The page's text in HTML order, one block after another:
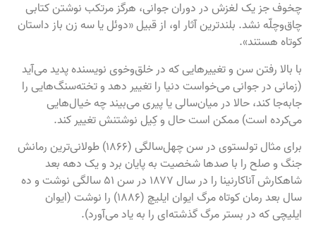
چخوف جز یک لغزش در دوران جوانی، هرگز مرتکب نوشتن کتابی
چاق‌وچلّه نشد. بلندترین آثار او، از قبیل «دوئل یا سه زن باز داستان
کوتاه هستند».
با بالا رفتن سن و تغییرهایی که در خلق‌وخوی نویسنده پدید می‌آید
(زمانی در جوانی می‌خواست دنیا را تغییر دهد و تخته‌سنگ‌هایی را
جابه‌جا کند، حالا در میان‌سالی یا پیری می‌بیند چه خیال‌هایی
می‌کرده است) ممکن است حال و کِیل نوشتنش تغییر کند.
برای مثال تولستوی در سن چهل‌سالگی (۱۸۶۶) طولانی‌ترین رمانش
جنگ و صلح را با صدها شخصیت به پایان برد و یک دهه بعد
شاهکارش آناکارنینا را در سال ۱۸۷۷ در سن ۵۱ سالگی نوشت و ده
سال بعد رمان کوتاه مرگ ایوان ایلیچ (۱۸۸۶) را نوشت (ایوان
ایلیچی که در بستر مرگ گذشته‌ای را به یاد می‌آورد).